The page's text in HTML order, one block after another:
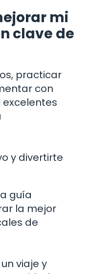
mi
clave de
practicar
con
y divertirte
guía
la mejor
de
viaje y